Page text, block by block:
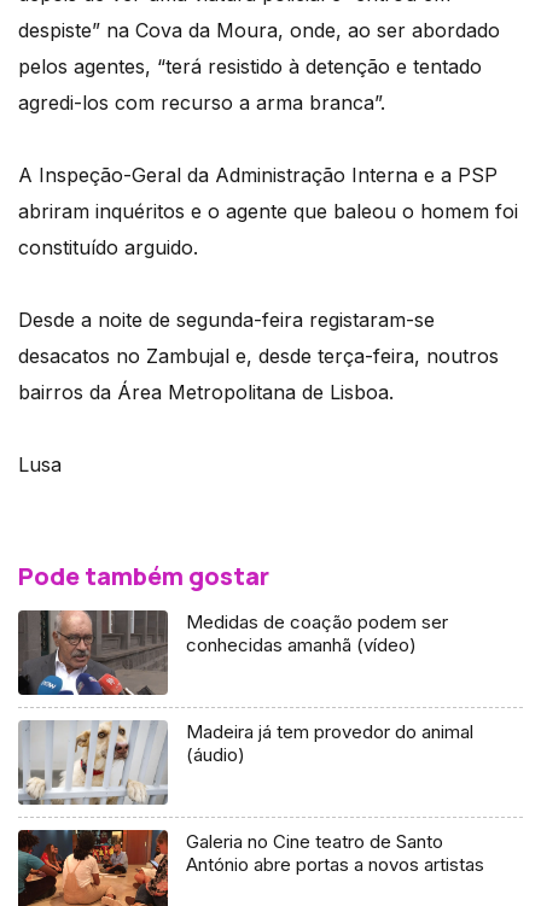
despiste” na Cova da Moura, onde, ao ser abordado
pelos agentes, “terá resistido à detenção e tentado
agredi-los com recurso a arma branca”.
A Inspeção-Geral da Administração Interna e a PSP
abriram inquéritos e o agente que baleou o homem foi
constituído arguido.
Desde a noite de segunda-feira registaram-se
desacatos no Zambujal e, desde terça-feira, noutros
bairros da Área Metropolitana de Lisboa.
Lusa
Pode também gostar
Medidas de coação podem ser
conhecidas amanhã (vídeo)
Madeira já tem provedor do animal
(áudio)
Galeria no Cine teatro de Santo
António abre portas a novos artistas